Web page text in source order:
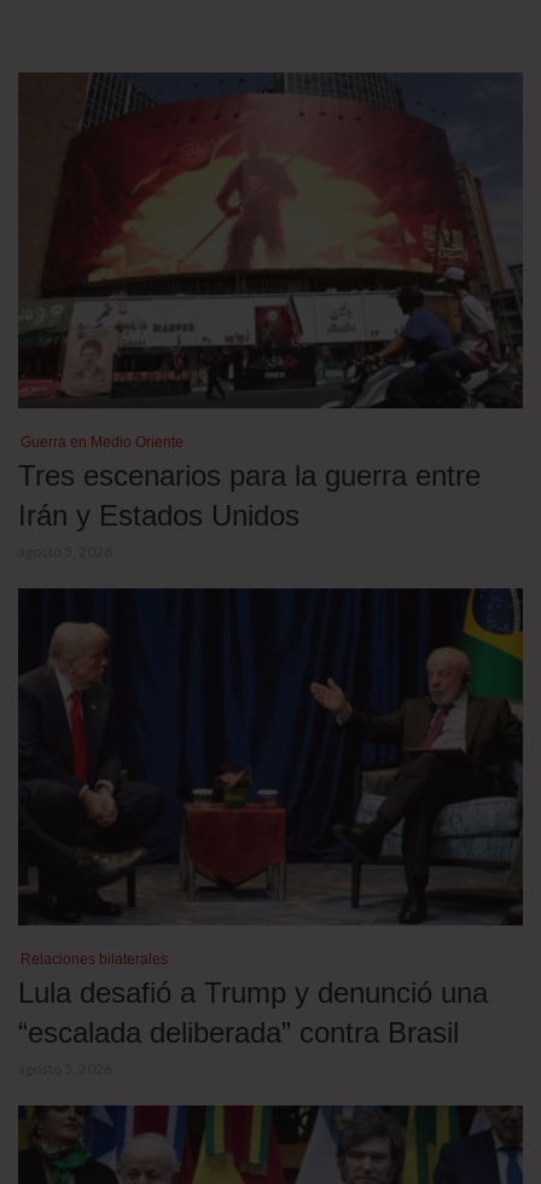
Guerra en Medio Oriente
Tres escenarios para la guerra entre
Irán y Estados Unidos
Relaciones bilaterales
Lula desafió a Trump y denunció una
“escalada deliberada” contra Brasil